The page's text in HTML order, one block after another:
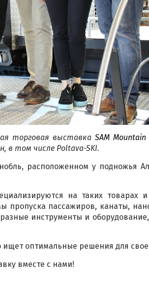
торговая выставка SAM
в том числе Poltava-SKI.
расположенном у подножья
на таких товарах и
пропуска пассажиров, канаты,
инструменты и
оптимальные решения для
вместе с нами!